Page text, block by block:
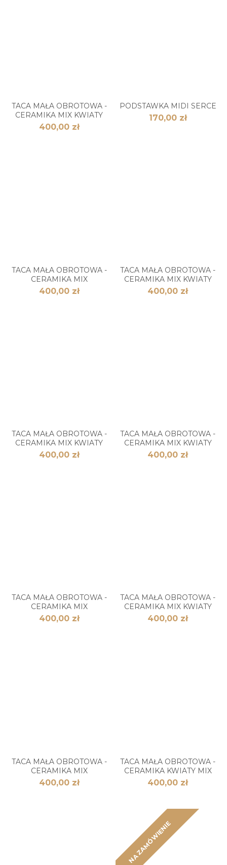
TACA MAŁA OBROTOWA -
CERAMIKA MIX KWIATY
400,00 zł
PODSTAWKA MIDI SERCE
170,00 zł
TACA MAŁA OBROTOWA -
CERAMIKA MIX
400,00 zł
TACA MAŁA OBROTOWA -
CERAMIKA MIX KWIATY
400,00 zł
TACA MAŁA OBROTOWA -
CERAMIKA MIX KWIATY
400,00 zł
TACA MAŁA OBROTOWA -
CERAMIKA MIX KWIATY
400,00 zł
TACA MAŁA OBROTOWA -
CERAMIKA MIX
400,00 zł
TACA MAŁA OBROTOWA -
CERAMIKA MIX KWIATY
400,00 zł
TACA MAŁA OBROTOWA -
CERAMIKA MIX
400,00 zł
TACA MAŁA OBROTOWA -
CERAMIKA KWIATY MIX
400,00 zł
NA ZAMÓWIENIE